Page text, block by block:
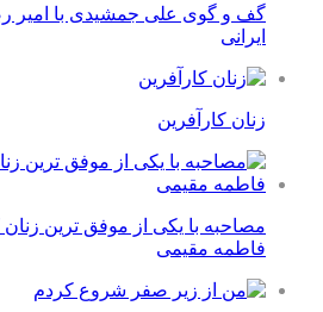
گف و گوی علی جمشیدی با امیر
ایرانی
زنان کارآفرین
مصاحبه با یکی از موفق ترین زنان
فاطمه مقیمی